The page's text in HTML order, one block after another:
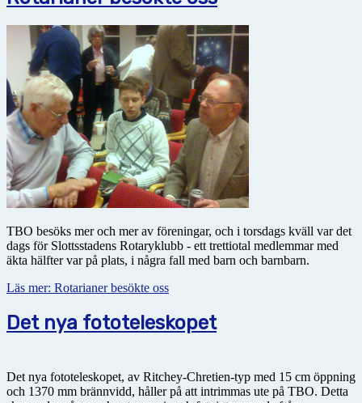
TBO besöks mer och mer av föreningar, och i torsdags kväll var det
dags för Slottsstadens Rotaryklubb - ett trettiotal medlemmar med
äkta hälfter var på plats, i några fall med barn och barnbarn.
Läs mer: Rotarianer besökte oss
Det nya fototeleskopet
Det nya fototeleskopet, av Ritchey-Chretien-typ med 15 cm öppning
och 1370 mm brännvidd, håller på att intrimmas ute på TBO. Detta